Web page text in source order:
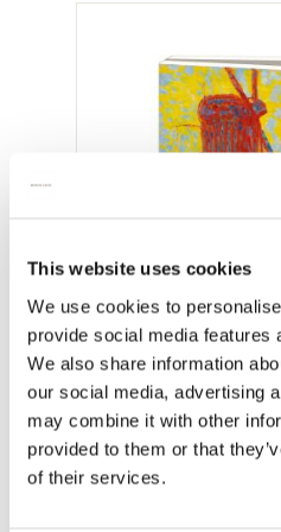
This website uses cookies
We use cookies to
provide social media features
We also share information
our social media, advertising
may combine it with other
provided to them or that
of their services.
Kaartenmapje met
€ 9,99